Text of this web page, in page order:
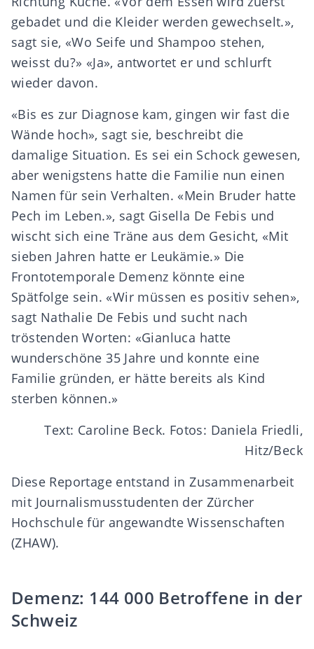
gebadet und die Kleider werden gewechselt.»,
sagt sie, «Wo Seife und Shampoo stehen,
weisst du?» «Ja», antwortet er und schlurft
wieder davon.
«Bis es zur Diagnose kam, gingen wir fast die
Wände hoch», sagt sie, beschreibt die
damalige Situation. Es sei ein Schock gewesen,
aber wenigstens hatte die Familie nun einen
Namen für sein Verhalten. «Mein Bruder hatte
Pech im Leben.», sagt Gisella De Febis und
wischt sich eine Träne aus dem Gesicht, «Mit
sieben Jahren hatte er Leukämie.» Die
Frontotemporale Demenz könnte eine
Spätfolge sein. «Wir müssen es positiv sehen»,
sagt Nathalie De Febis und sucht nach
tröstenden Worten: «Gianluca hatte
wunderschöne 35 Jahre und konnte eine
Familie gründen, er hätte bereits als Kind
sterben können.»
Text: Caroline Beck. Fotos: Daniela Friedli,
Hitz/Beck
Diese Reportage entstand in Zusammenarbeit
mit Journalismusstudenten der Zürcher
Hochschule für angewandte Wissenschaften
(ZHAW).
Demenz: 144 000 Betroffene in der
Schweiz